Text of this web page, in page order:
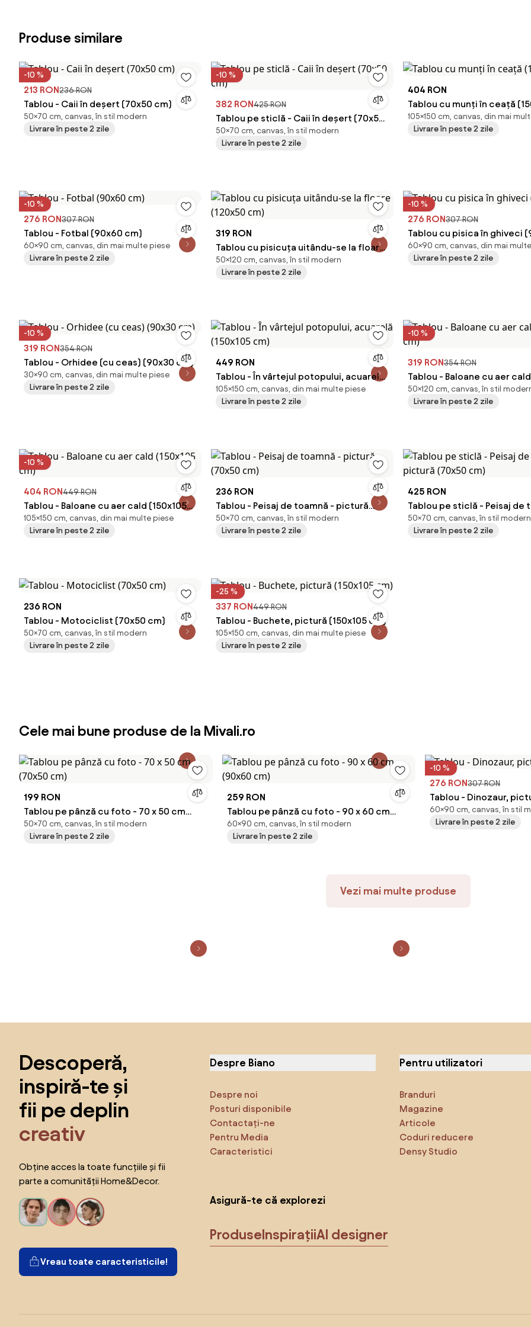
Produse similare
-10 %
213 RON236 RON
Tablou - Caii în deșert (70x50 cm)
50×70 cm, canvas, în stil modern
Livrare în peste 2 zile
-10 %
382 RON425 RON
Tablou pe sticlă - Caii în deșert (70x50
cm)
50×70 cm, canvas, în stil modern
Livrare în peste 2 zile
404 RON
Tablou cu munți în ceață
105×150 cm, canvas, din mai
Livrare în peste 2 zile
-10 %
276 RON307 RON
Tablou - Fotbal (90x60 cm)
60×90 cm, canvas, din mai multe piese
Livrare în peste 2 zile
319 RON
Tablou cu pisicuța uitându-se la floare
(120x50 cm)
50×120 cm, canvas, în stil modern
Livrare în peste 2 zile
-10 %
276 RON307 RON
Tablou cu pisica în ghiveci
60×90 cm, canvas, din mai
Livrare în peste 2 zile
-10 %
319 RON354 RON
Tablou - Orhidee (cu ceas) (90x30 cm)
30×90 cm, canvas, din mai multe piese
Livrare în peste 2 zile
449 RON
Tablou - În vârtejul potopului, acuarelă
(150x105 cm)
105×150 cm, canvas, din mai multe piese
Livrare în peste 2 zile
-10 %
319 RON354 RON
Tablou - Baloane cu aer
cm)
50×120 cm, canvas, în stil
Livrare în peste 2 zile
-10 %
404 RON449 RON
Tablou - Baloane cu aer cald (150x105
cm)
105×150 cm, canvas, din mai multe piese
Livrare în peste 2 zile
236 RON
Tablou - Peisaj de toamnă - pictură
(70x50 cm)
50×70 cm, canvas, în stil modern
Livrare în peste 2 zile
425 RON
Tablou pe sticlă - Peisaj de
pictură (70x50 cm)
50×70 cm, canvas, în stil modern
Livrare în peste 2 zile
236 RON
Tablou - Motociclist (70x50 cm)
50×70 cm, canvas, în stil modern
Livrare în peste 2 zile
-25 %
337 RON449 RON
Tablou - Buchete, pictură (150x105 cm)
105×150 cm, canvas, din mai multe piese
Livrare în peste 2 zile
Cele mai bune produse de la Mivali.ro
199 RON
Tablou pe pânză cu foto - 70 x 50 cm
(70x50 cm)
50×70 cm, canvas, în stil modern
Livrare în peste 2 zile
259 RON
Tablou pe pânză cu foto - 90 x 60 cm
(90x60 cm)
60×90 cm, canvas, în stil modern
Livrare în peste 2 zile
-10 %
276 RON307 RON
Tablou - Dinozaur,
60×90 cm, canvas, în stil
Livrare în peste 2 zile
Vezi mai multe produse
Descoperă,
inspiră-te și
fii pe deplin
creativ
Obține acces la toate funcțiile și fii
parte a comunității Home&Decor.
Vreau toate caracteristicile!
Despre Biano
Despre noi
Posturi disponibile
Contactați-ne
Pentru Media
Caracteristici
Pentru utilizatori
Branduri
Magazine
Articole
Coduri reducere
Densy Studio
Asigură-te că explorezi
ProduseInspirațiiAI designer